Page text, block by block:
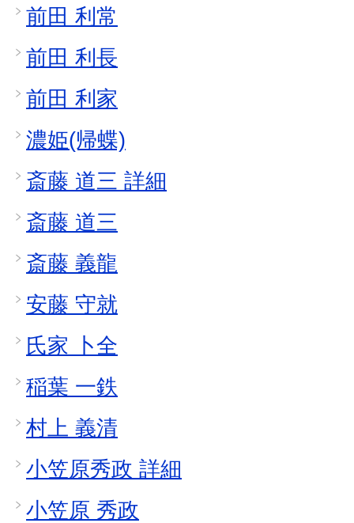
前田 利常
前田 利長
前田 利家
濃姫(帰蝶)
斎藤 道三 詳細
斎藤 道三
斎藤 義龍
安藤 守就
氏家 卜全
稲葉 一鉄
村上 義清
小笠原秀政 詳細
小笠原 秀政